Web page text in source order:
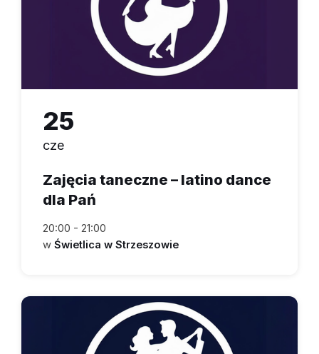
25
cze
Zajęcia taneczne – latino dance
dla Pań
20:00 - 21:00
w Świetlica w Strzeszowie